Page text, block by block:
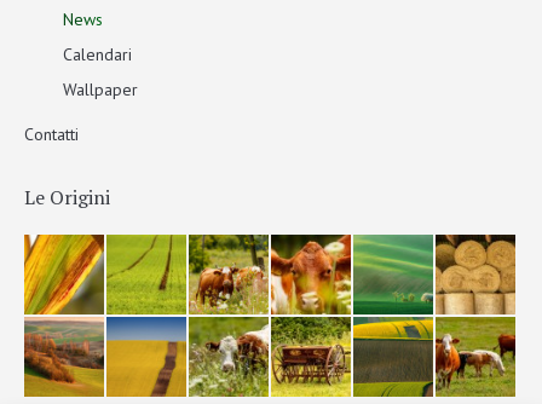
News
Calendari
Wallpaper
Contatti
Le Origini